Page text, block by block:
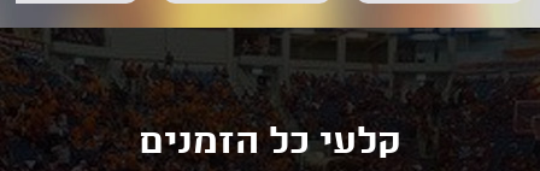
קלעי כל הזמנים